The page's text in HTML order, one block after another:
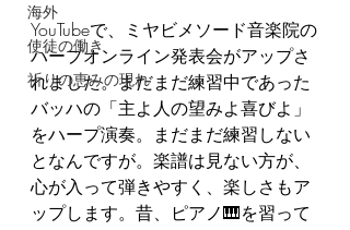
海外
使徒の働き
祈りの恵みの現れ
YouTubeで、ミヤビメソード音楽院の
ハープオンライン発表会がアップさ
れました。まだまだ練習中であった
バッハの「主よ人の望みよ喜びよ」
をハープ演奏。まだまだ練習しない
となんですが。楽譜は見ない方が、
心が入って弾きやすく、楽しさもア
ップします。昔、ピアノ🎹を習って